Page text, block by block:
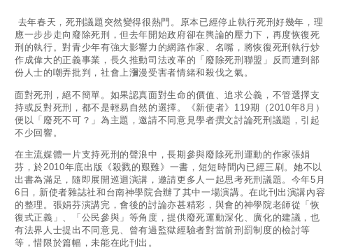
去年春天，死刑議題突然變得很熱門。原本已經停止執行死刑好幾年，理
應一步步走向廢除死刑，但去年開始政府卻在輿論的壓力下，再度恢復死
刑的執行。對青少年有強大影響力的網路作家、名嘴，將恢復死刑執行炒
作成偉大的正義事業，長久推動司法改革的「廢除死刑聯盟」反而遭到部
份人士的嘲弄批判，社會上瀰漫受害者情緒和殺伐之氣。
面對死刑，絕不簡單。如果認真面對生命的價值、追求公義，不管選擇支
持或反對死刑，都不是輕易自然的選擇。《新使者》119期（2010年8月）
便以「廢死不可？」為主題，邀請不同意見學者撰文討論死刑議題，引起
不少回響。
在主流媒體一片支持死刑的聲浪中，長期參與廢除死刑運動的作家張娟
芬，於2010年底出版《殺戮的艱難》一書，短短時間內已經三刷。她不以
出書為滿足，隨即展開巡迴演講，邀請更多人一起思考死刑議題。今年5月
6日，新使者雜誌社和台南神學院合辦了其中一場演講。在此刊出演講內容
的整理。張娟芬演講完，會後的討論亦甚精彩，與會的神學院老師從「恢
復式正義」、「公民參與」等角度，提供廢死運動深化、廣化的建議，也
有法界人士提出不同意見、曾有過監獄經驗者對當前刑罰制度的檢討等
等，惜限於篇幅，未能在此刊出。